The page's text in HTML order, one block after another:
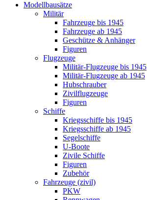
Modellbausätze
Militär
Fahrzeuge bis 1945
Fahrzeuge ab 1945
Geschütze & Anhänger
Figuren
Flugzeuge
Militär-Flugzeuge bis 1945
Militär-Flugzeuge ab 1945
Hubschrauber
Zivilflugzeuge
Figuren
Schiffe
Kriegsschiffe bis 1945
Kriegsschiffe ab 1945
Segelschiffe
U-Boote
Zivile Schiffe
Figuren
Zubehör
Fahrzeuge (zivil)
PKW